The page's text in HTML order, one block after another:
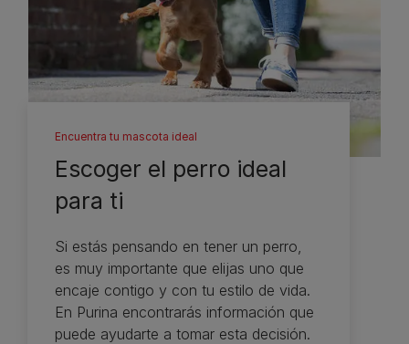
Encuentra tu mascota ideal
Escoger el perro ideal
para ti
Si estás pensando en tener un perro,
es muy importante que elijas uno que
encaje contigo y con tu estilo de vida.
En Purina encontrarás información que
puede ayudarte a tomar esta decisión.